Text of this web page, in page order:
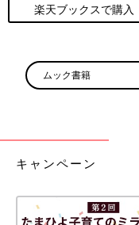
楽天ブックスで購入
ムック書籍
キャンペーン